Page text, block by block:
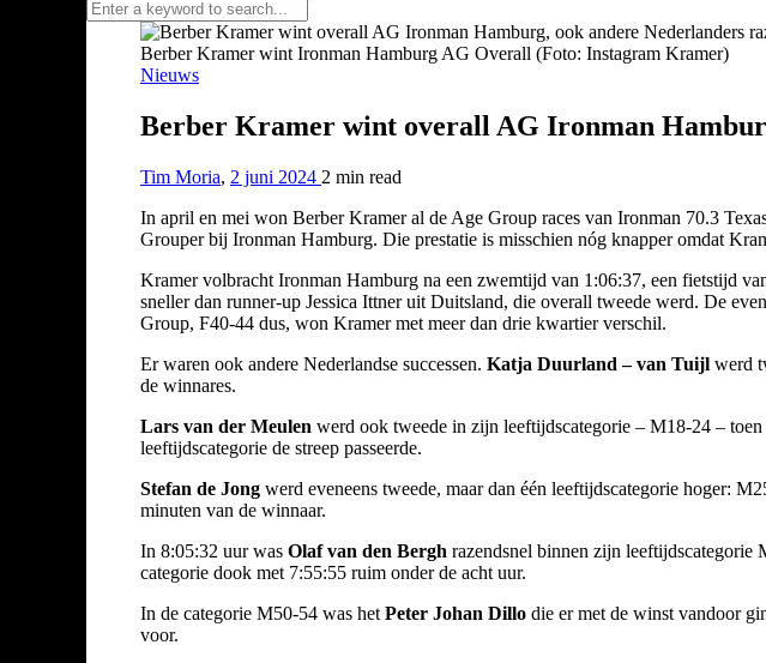
Berber Kramer wint Ironman Hamburg AG Overall (Foto: Instagram Kramer)
Nieuws
Berber Kramer wint overall AG Ironman
Tim Moria, 2 juni 2024 2 min read
In april en mei won Berber Kramer al de Age Group races van Ironman 70.3
Grouper bij Ironman Hamburg. Die prestatie is misschien nóg knapper omdat
Kramer volbracht Ironman Hamburg na een zwemtijd van 1:06:37, een fietstijd
sneller dan runner-up Jessica Ittner uit Duitsland, die overall tweede werd. De
Group, F40-44 dus, won Kramer met meer dan drie kwartier verschil.
Er waren ook andere Nederlandse successen. Katja Duurland – van Tuijl werd
de winnares.
Lars van der Meulen werd ook tweede in zijn leeftijdscategorie – M18-24 –
leeftijdscategorie de streep passeerde.
Stefan de Jong werd eveneens tweede, maar dan één leeftijdscategorie hoger:
minuten van de winnaar.
In 8:05:32 uur was Olaf van den Bergh razendsnel binnen zijn leeftijdscategorie
categorie dook met 7:55:55 ruim onder de acht uur.
In de categorie M50-54 was het Peter Johan Dillo die er met de winst vandoor
voor.